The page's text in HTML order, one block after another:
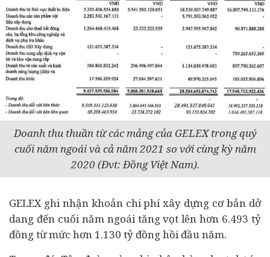
Doanh thu thuần từ các mảng của GELEX trong quý
cuối năm ngoái và cả năm 2021 so với cùng kỳ năm
2020 (Đvt: Đồng Việt Nam).
GELEX ghi nhận khoản chi phí xây dựng cơ bản dở
dang đến cuối năm ngoái tăng vọt lên hơn 6.493 tỷ
đồng từ mức hơn 1.130 tỷ đồng hồi đầu năm.